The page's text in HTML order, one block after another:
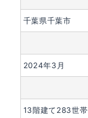
千葉県千葉市
2024年3月
13階建て283世帯